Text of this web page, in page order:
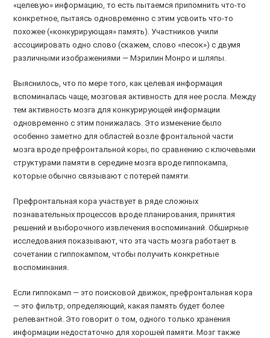
«целевую» информацию, то есть пытаемся припомнить что-то
конкретное, пытаясь одновременно с этим усвоить что-то
похожее («конкурирующая» память). Участников учили
ассоциировать одно слово (скажем, слово «песок») с двумя
различными изображениями — Мэрилин Монро и шляпы.
Выяснилось, что по мере того, как целевая информация
вспоминалась чаще, мозговая активность для нее росла. Между
тем активность мозга для конкурирующей информации
одновременно с этим понижалась. Это изменение было
особенно заметно для областей возле фронтальной части
мозга вроде префронтальной коры, по сравнению с ключевыми
структурами памяти в середине мозга вроде гиппокампа,
которые обычно связывают с потерей памяти.
Префронтальная кора участвует в ряде сложных
познавательных процессов вроде планирования, принятия
решений и выборочного извлечения воспоминаний. Обширные
исследования показывают, что эта часть мозга работает в
сочетании с гиппокампом, чтобы получить конкретные
воспоминания.
Если гиппокамп — это поисковой движок, префронтальная кора
— это фильтр, определяющий, какая память будет более
релевантной. Это говорит о том, одного только хранения
информации недостаточно для хорошей памяти. Мозг также